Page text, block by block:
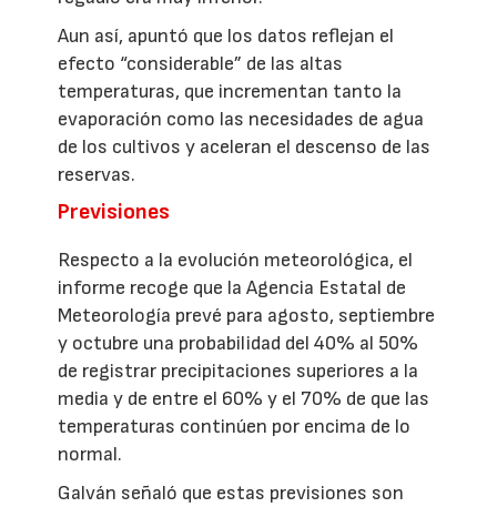
Aun así, apuntó que los datos reflejan el
efecto “considerable” de las altas
temperaturas, que incrementan tanto la
evaporación como las necesidades de agua
de los cultivos y aceleran el descenso de las
reservas.
Previsiones
Respecto a la evolución meteorológica, el
informe recoge que la Agencia Estatal de
Meteorología prevé para agosto, septiembre
y octubre una probabilidad del 40% al 50%
de registrar precipitaciones superiores a la
media y de entre el 60% y el 70% de que las
temperaturas continúen por encima de lo
normal.
Galván señaló que estas previsiones son